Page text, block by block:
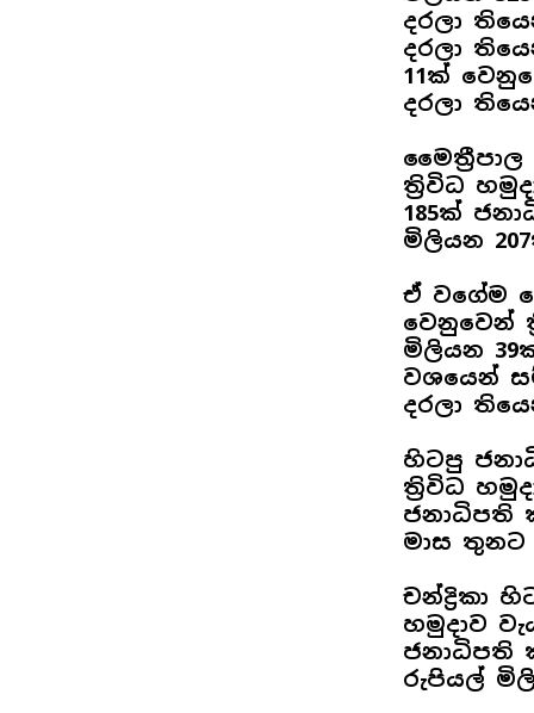
දරලා
දරලා
11ක්
දරලා
ත්‍රිවිධ
185ක්
මිලියන
ඒ වගේම
වෙනුවෙන්
මිලියන
වශයෙන්
දරලා
හිටපු
ත්‍රිවිධ
ජනාධිපති
මාස තුනට
චන්ද්‍රිකා
හමුදාව
ජනාධිපති
රුපියල්